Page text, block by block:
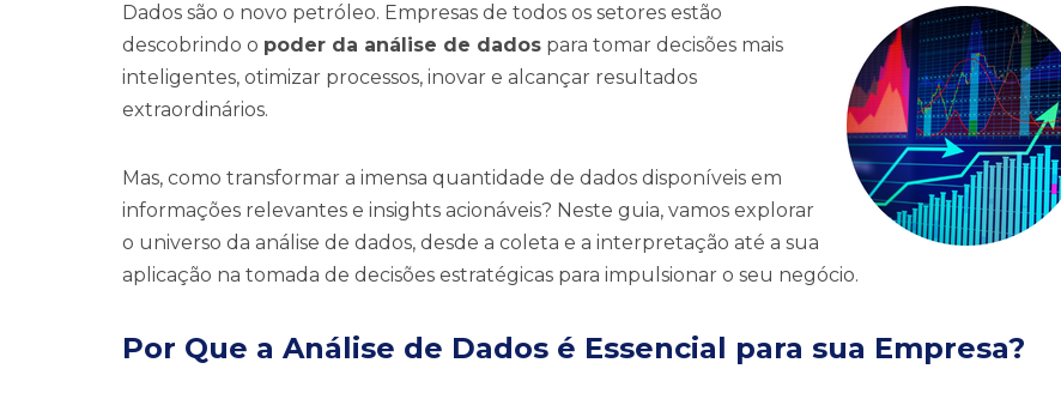
Dados são o novo petróleo. Empresas de todos os setores estão
descobrindo o poder da análise de dados para tomar decisões mais
inteligentes, otimizar processos, inovar e alcançar resultados
extraordinários.
Mas, como transformar a imensa quantidade de dados disponíveis em
informações relevantes e insights acionáveis? Neste guia, vamos explorar
o universo da análise de dados, desde a coleta e a interpretação até a sua
aplicação na tomada de decisões estratégicas para impulsionar o seu negócio.
Por Que a Análise de Dados é Essencial para sua Empresa?